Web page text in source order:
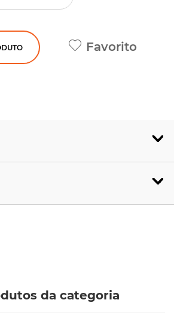
Favorito
da categoria